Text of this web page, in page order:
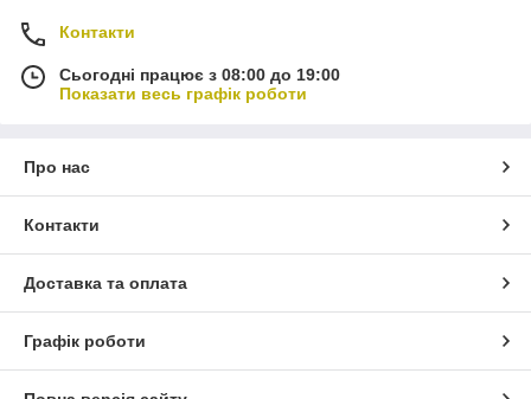
Контакти
Сьогодні працює з 08:00 до 19:00
Показати весь графік роботи
Про нас
Контакти
Доставка та оплата
Графік роботи